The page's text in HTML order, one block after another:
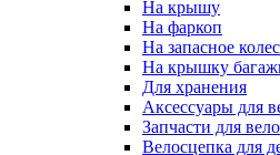
На крышу
На фаркоп
На запасное
На крышку
Для хранения
Аксессуары для
Запчасти для
Велосцепка для